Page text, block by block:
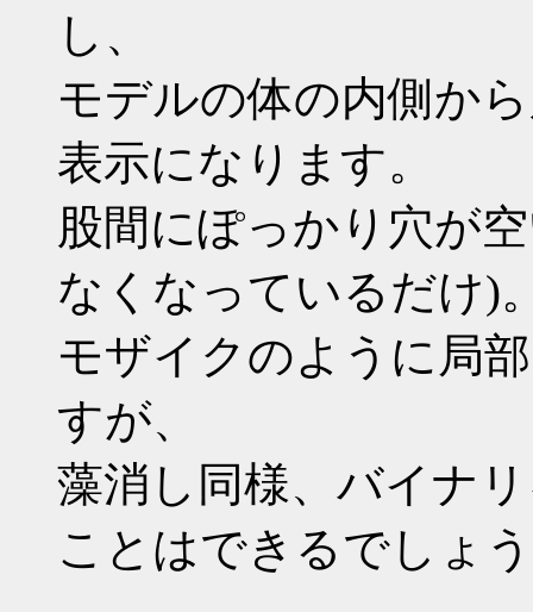
し、
モデルの体の内側か
表示になります。
股間にぽっかり穴が
なくなっているだけ)
モザイクのように局
すが、
藻消し同様、バイナ
ことはできるでしょ